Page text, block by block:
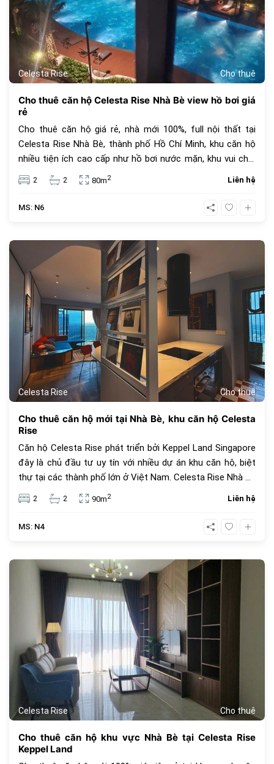
Celesta Rise Cho thuê
Cho thuê căn hộ Celesta Rise Nhà Bè view hồ bơi giá
rẻ
Cho thuê căn hộ giá rẻ, nhà mới 100%, full nội thất tại
Celesta Rise Nhà Bè, thành phố Hồ Chí Minh, khu căn hộ
nhiều tiện ích cao cấp như hồ bơi nước mặn, khu vui chơi
cho thú cưng, công viện cây xanh, thẻ an ninh, quản lý
chuyên nghiệp bởi Savills Việt Nam.
2 2 80m2 Liên hệ
MS: N6
Celesta Rise Cho thuê
Cho thuê căn hộ mới tại Nhà Bè, khu căn hộ Celesta
Rise
Căn hộ Celesta Rise phát triển bởi Keppel Land Singapore
đây là chủ đầu tư uy tín với nhiều dự án khu căn hộ, biệt
thự tại các thành phố lớn ở Việt Nam. Celesta Rise Nhà Bè
là khu căn hộ trong chuỗi căn hộ và nhà phố Celesta
Keppel Land Nhà Bè gồm có Celesta Rise, Celesta
Heights, Celesta Avenue
2 2 90m2 Liên hệ
MS: N4
Celesta Rise Cho thuê
Cho thuê căn hộ khu vực Nhà Bè tại Celesta Rise
Keppel Land